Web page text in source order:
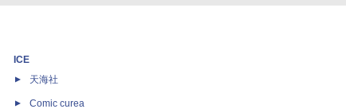
ICE
天海社
Comic curea